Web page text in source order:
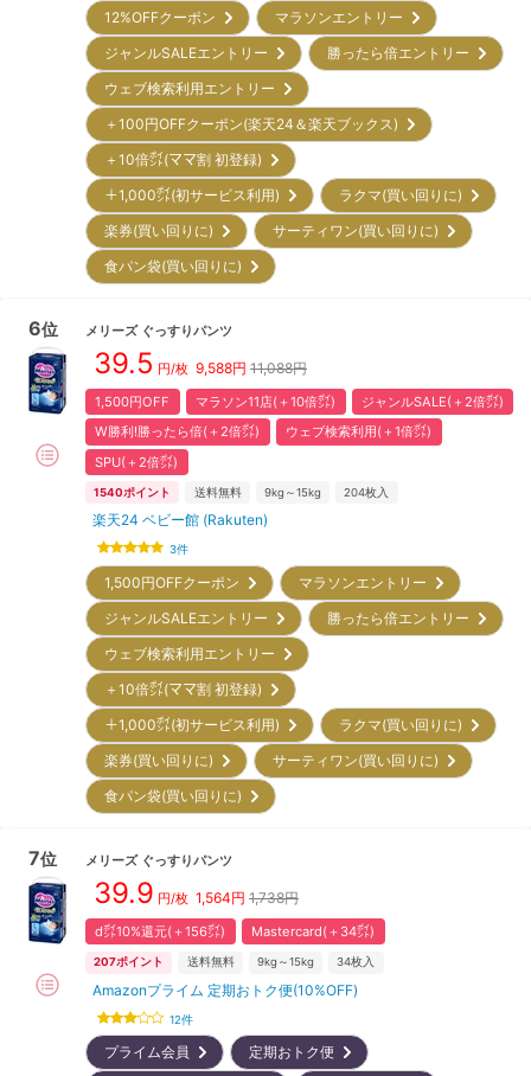
12%OFFクーポン
マラソンエントリー
ジャンルSALEエントリー
勝ったら倍エントリー
ウェブ検索利用エントリー
＋100円OFFクーポン(楽天24＆楽天ブックス)
＋10倍㌽(ママ割 初登録)
＋1,000㌽(初サービス利用)
ラクマ(買い回りに)
楽券(買い回りに)
サーティワン(買い回りに)
食パン袋(買い回りに)
6位 メリーズ ぐっすりパンツ
39.5 円/枚 9,588円 11,088円
1,500円OFF マラソン11店(＋10倍㌽)
ジャンルSALE(＋2倍㌽)
W勝利!勝ったら倍(＋2倍㌽)
ウェブ検索利用(＋1倍㌽)
SPU(＋2倍㌽)
1540ポイント 送料無料 9kg～15kg 204枚入
楽天24 ベビー館 (Rakuten)
3件
1,500円OFFクーポン
マラソンエントリー
ジャンルSALEエントリー
勝ったら倍エントリー
ウェブ検索利用エントリー
＋10倍㌽(ママ割 初登録)
＋1,000㌽(初サービス利用)
ラクマ(買い回りに)
楽券(買い回りに)
サーティワン(買い回りに)
食パン袋(買い回りに)
7位 メリーズ ぐっすりパンツ
39.9 円/枚 1,564円 1,738円
d㌽10%還元(＋156㌽) Mastercard(＋34㌽)
207ポイント 送料無料 9kg～15kg 34枚入
Amazonプライム 定期おトク便(10%OFF)
12件
プライム会員
定期おトク便